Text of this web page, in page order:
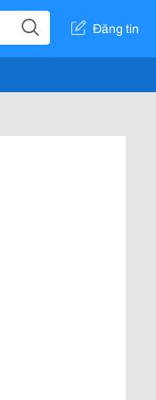
Đăng tin